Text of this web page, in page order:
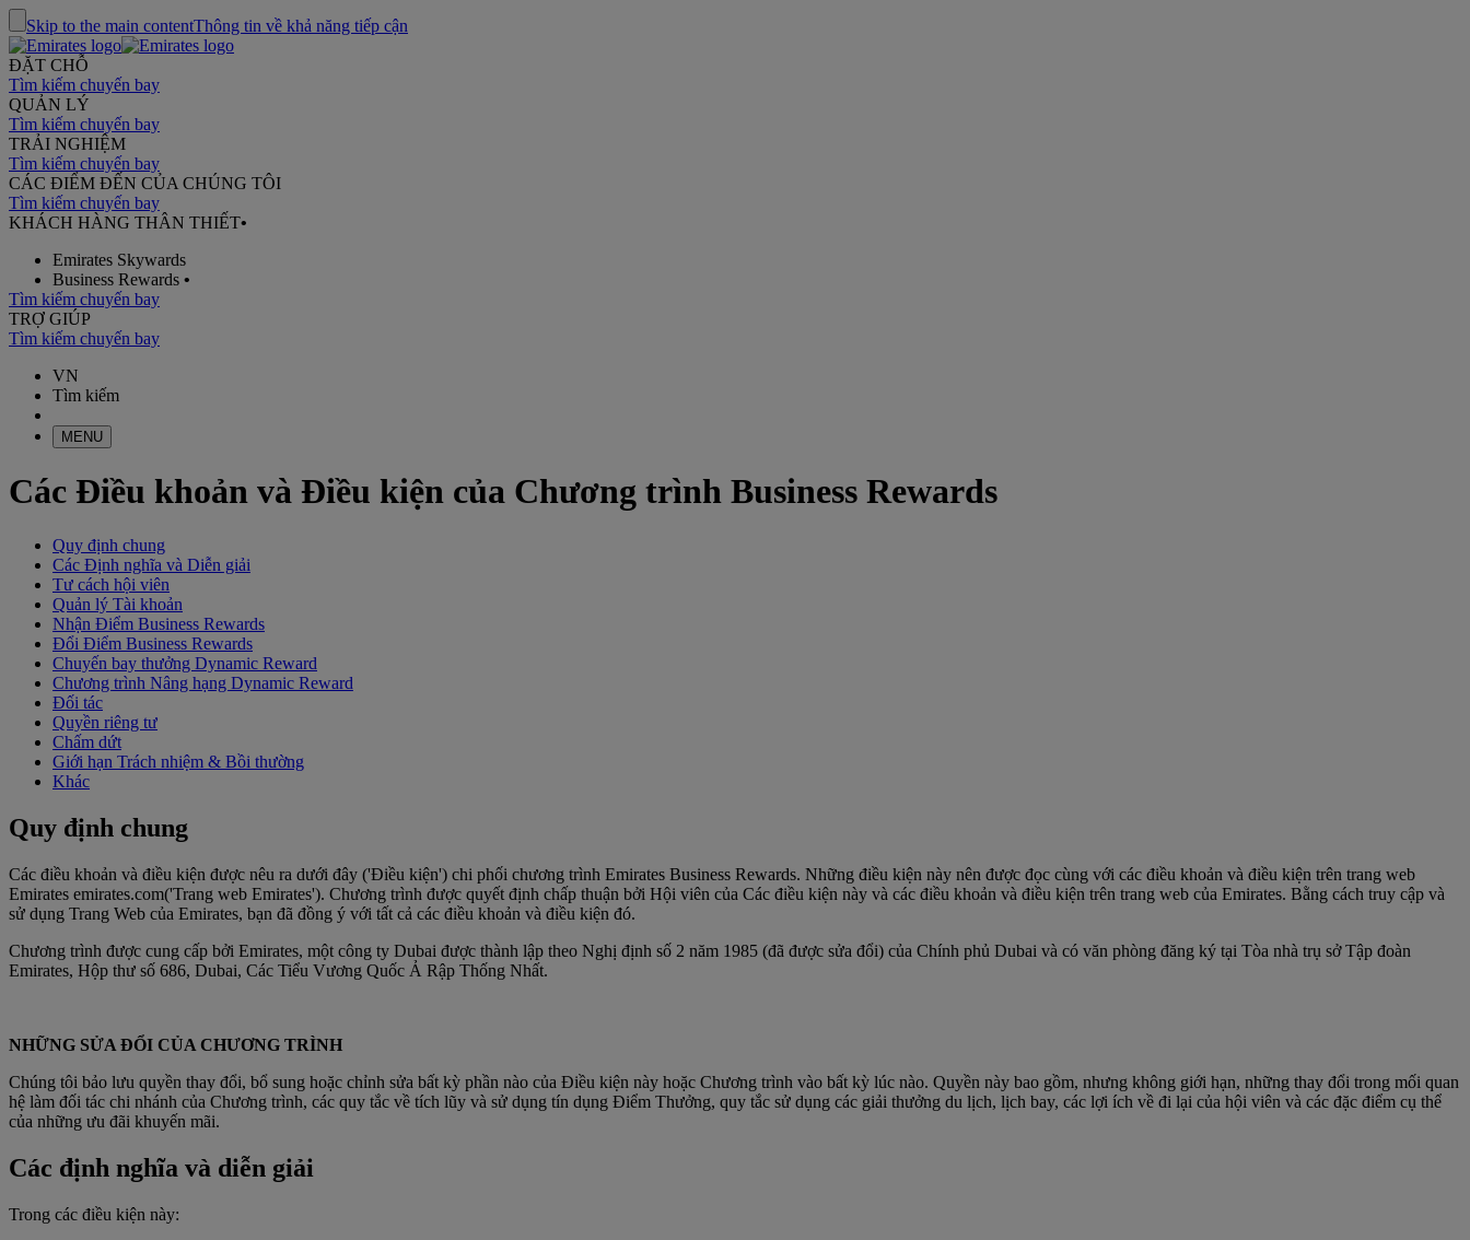
Skip to the main contentThông tin về khả năng tiếp cận
ĐẶT CHỖ
Tìm kiếm chuyến bay
QUẢN LÝ
Tìm kiếm chuyến bay
TRẢI NGHIỆM
Tìm kiếm chuyến bay
CÁC ĐIỂM ĐẾN CỦA CHÚNG TÔI
Tìm kiếm chuyến bay
KHÁCH HÀNG THÂN THIẾT•
Emirates Skywards
Business Rewards •
Tìm kiếm chuyến bay
TRỢ GIÚP
Tìm kiếm chuyến bay
VN
Tìm kiếm
MENU
Các Điều khoản và Điều kiện của Chương trình Business Rewards
Quy định chung
Các Định nghĩa và Diễn giải
Tư cách hội viên
Quản lý Tài khoản
Nhận Điểm Business Rewards
Đổi Điểm Business Rewards
Chuyến bay thưởng Dynamic Reward
Chương trình Nâng hạng Dynamic Reward
Đối tác
Quyền riêng tư
Chấm dứt
Giới hạn Trách nhiệm & Bồi thường
Khác
Quy định chung
Các điều khoản và điều kiện được nêu ra dưới đây ('Điều kiện') chi phối chương trình Emirates Business Rewards. Những điều kiện này nên được đọc cùng với các điều khoản và điều kiện trên trang web
Emirates emirates.com('Trang web Emirates'). Chương trình được quyết định chấp thuận bởi Hội viên của Các điều kiện này và các điều khoản và điều kiện trên trang web của Emirates. Bằng cách truy cập và
sử dụng Trang Web của Emirates, bạn đã đồng ý với tất cả các điều khoản và điều kiện đó.
Chương trình được cung cấp bởi Emirates, một công ty Dubai được thành lập theo Nghị định số 2 năm 1985 (đã được sửa đổi) của Chính phủ Dubai và có văn phòng đăng ký tại Tòa nhà trụ sở Tập đoàn
Emirates, Hộp thư số 686, Dubai, Các Tiểu Vương Quốc Ả Rập Thống Nhất.
NHỮNG SỬA ĐỔI CỦA CHƯƠNG TRÌNH
Chúng tôi bảo lưu quyền thay đổi, bổ sung hoặc chỉnh sửa bất kỳ phần nào của Điều kiện này hoặc Chương trình vào bất kỳ lúc nào. Quyền này bao gồm, nhưng không giới hạn, những thay đổi trong mối quan
hệ làm đối tác chi nhánh của Chương trình, các quy tắc về tích lũy và sử dụng tín dụng Điểm Thưởng, quy tắc sử dụng các giải thưởng du lịch, lịch bay, các lợi ích về đi lại của hội viên và các đặc điểm cụ thể
của những ưu đãi khuyến mãi.
Các định nghĩa và diễn giải
Trong các điều kiện này: